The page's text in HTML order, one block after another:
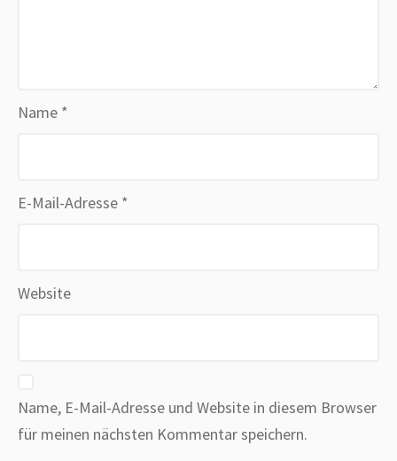
Name *
E-Mail-Adresse *
Website
Name, E-Mail-Adresse und Website in diesem Browser
für meinen nächsten Kommentar speichern.